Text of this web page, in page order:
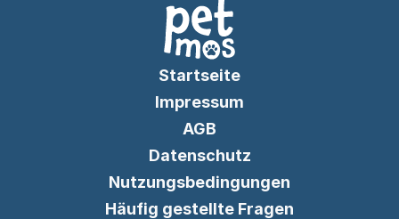
Startseite
Impressum
AGB
Datenschutz
Nutzungsbedingungen
Häufig gestellte Fragen